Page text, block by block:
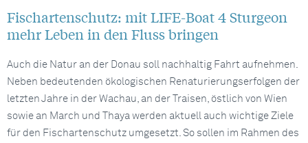
Fischartenschutz: mit LIFE-Boat 4 Sturgeon
mehr Leben in den Fluss bringen
Auch die Natur an der Donau soll nachhaltig Fahrt aufnehmen.
Neben bedeutenden ökologischen Renaturierungserfolgen der
letzten Jahre in der Wachau, an der Traisen, östlich von Wien
sowie an March und Thaya werden aktuell auch wichtige Ziele
für den Fischartenschutz umgesetzt. So sollen im Rahmen des